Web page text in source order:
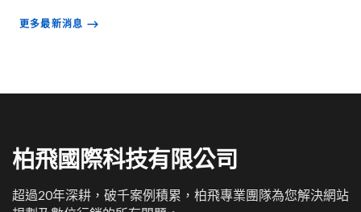
更多最新消息 ⟶
柏飛國際科技有限公司
超過20年深耕，破千案例積累，柏飛專業團隊為您解決網站